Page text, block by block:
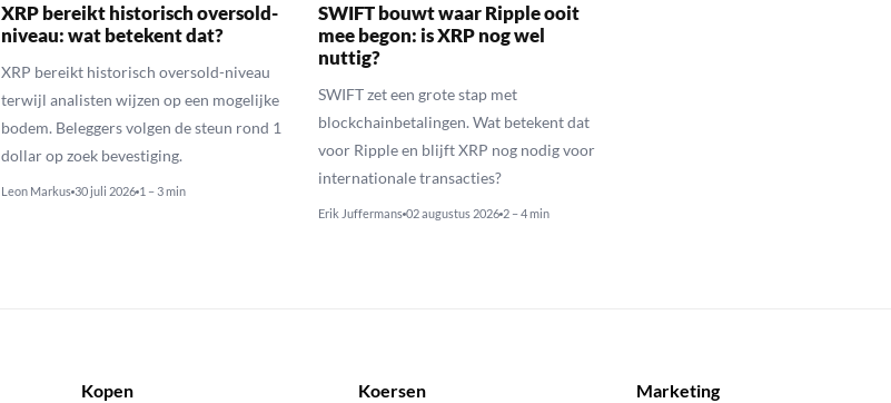
XRP bereikt historisch oversold-
niveau: wat betekent dat?
XRP bereikt historisch oversold-niveau
terwijl analisten wijzen op een mogelijke
bodem. Beleggers volgen de steun rond 1
dollar op zoek bevestiging.
Leon Markus 30 juli 2026 1 – 3 min
SWIFT bouwt waar Ripple ooit
mee begon: is XRP nog wel
nuttig?
SWIFT zet een grote stap met
blockchainbetalingen. Wat betekent dat
voor Ripple en blijft XRP nog nodig voor
internationale transacties?
Erik Juffermans 02 augustus 2026 2 – 4 min
Kopen Koersen Marketing